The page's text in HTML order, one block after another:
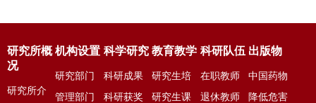
研究所概
况
研究所介
机构设置
研究部门
管理部门
科学研究
科研成果
科研获奖
教育教学
研究生培
养
研究生课
科研队伍
在职教师
退休教师
出版物
中国药物
依赖性杂
降低危害